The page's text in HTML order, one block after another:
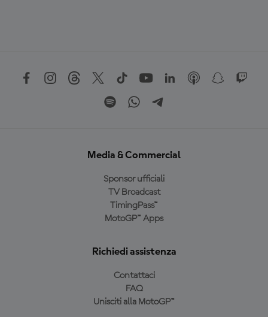
Media & Commercial
Sponsor ufficiali
TV Broadcast
TimingPass™
MotoGP™ Apps
Richiedi assistenza
Contattaci
FAQ
Unisciti alla MotoGP™